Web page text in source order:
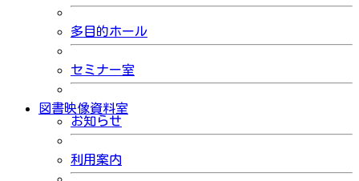
多目的ホール
セミナー室
図書映像資料室
お知らせ
利用案内